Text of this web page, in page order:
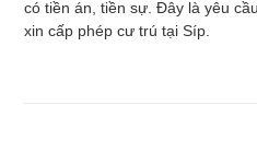
có tiền án, tiền sự. Đây là yêu
xin cấp phép cư trú tại Síp.